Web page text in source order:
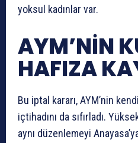
yoksul kadınlar var.
AYM’NİN
HAFIZA
Bu iptal kararı, AYM’nin
içtihadını da sıfırladı.
aynı düzenlemeyi